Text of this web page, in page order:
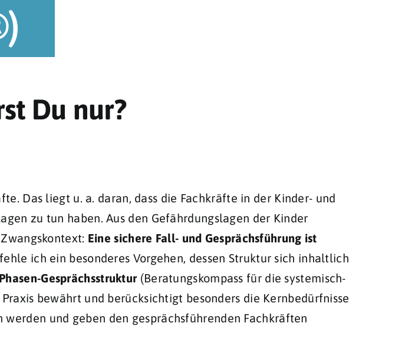
Du nur?
Das liegt u. a. daran, dass die Fachkräfte in der Kinder- und
zu tun haben. Aus den Gefährdungslagen der Kinder
Eine sichere Fall- und Gesprächsführung ist
ich ein besonderes Vorgehen, dessen Struktur sich inhaltlich
Gesprächsstruktur (Beratungskompass für die systemisch-
bewährt und berücksichtigt besonders die Kernbedürfnisse
und geben den gesprächsführenden Fachkräften